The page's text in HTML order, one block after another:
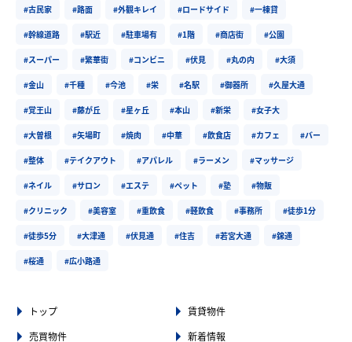
#古民家 #路面 #外観キレイ #ロードサイド #一棟貸
#幹線道路 #駅近 #駐車場有 #1階 #商店街 #公園
#スーパー #繁華街 #コンビニ #伏見 #丸の内 #大須
#金山 #千種 #今池 #栄 #名駅 #御器所 #久屋大通
#覚王山 #藤が丘 #星ヶ丘 #本山 #新栄 #女子大
#大曽根 #矢場町 #焼肉 #中華 #飲食店 #カフェ #バー
#整体 #テイクアウト #アパレル #ラーメン #マッサージ
#ネイル #サロン #エステ #ペット #塾 #物販
#クリニック #美容室 #重飲食 #軽飲食 #事務所 #徒歩1分
#徒歩5分 #大津通 #伏見通 #住吉 #若宮大通 #錦通
#桜通 #広小路通
トップ
賃貸物件
売買物件
新着情報